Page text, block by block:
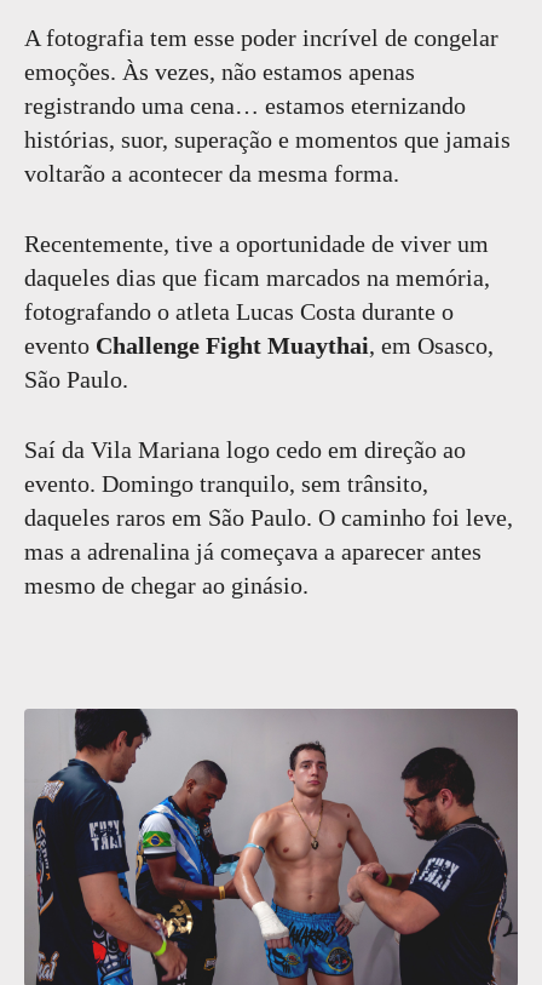
A fotografia tem esse poder incrível de congelar
emoções. Às vezes, não estamos apenas
registrando uma cena… estamos eternizando
histórias, suor, superação e momentos que jamais
voltarão a acontecer da mesma forma.
Recentemente, tive a oportunidade de viver um
daqueles dias que ficam marcados na memória,
fotografando o atleta Lucas Costa durante o
evento Challenge Fight Muaythai, em Osasco,
São Paulo.
Saí da Vila Mariana logo cedo em direção ao
evento. Domingo tranquilo, sem trânsito,
daqueles raros em São Paulo. O caminho foi leve,
mas a adrenalina já começava a aparecer antes
mesmo de chegar ao ginásio.